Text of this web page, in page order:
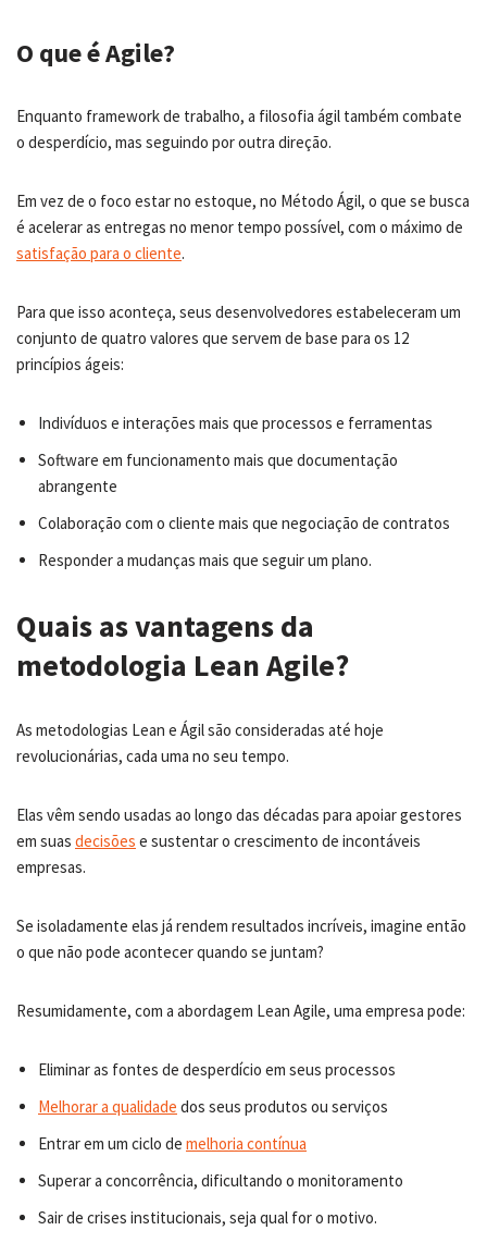
O que é Agile?
Enquanto framework de trabalho, a filosofia ágil também combate
o desperdício, mas seguindo por outra direção.
Em vez de o foco estar no estoque, no Método Ágil, o que se busca
é acelerar as entregas no menor tempo possível, com o máximo de
satisfação para o cliente.
Para que isso aconteça, seus desenvolvedores estabeleceram um
conjunto de quatro valores que servem de base para os 12
princípios ágeis:
Indivíduos e interações mais que processos e ferramentas
Software em funcionamento mais que documentação
abrangente
Colaboração com o cliente mais que negociação de contratos
Responder a mudanças mais que seguir um plano.
Quais as vantagens da
metodologia Lean Agile?
As metodologias Lean e Ágil são consideradas até hoje
revolucionárias, cada uma no seu tempo.
Elas vêm sendo usadas ao longo das décadas para apoiar gestores
em suas decisões e sustentar o crescimento de incontáveis
empresas.
Se isoladamente elas já rendem resultados incríveis, imagine então
o que não pode acontecer quando se juntam?
Resumidamente, com a abordagem Lean Agile, uma empresa pode:
Eliminar as fontes de desperdício em seus processos
Melhorar a qualidade dos seus produtos ou serviços
Entrar em um ciclo de melhoria contínua
Superar a concorrência, dificultando o monitoramento
Sair de crises institucionais, seja qual for o motivo.